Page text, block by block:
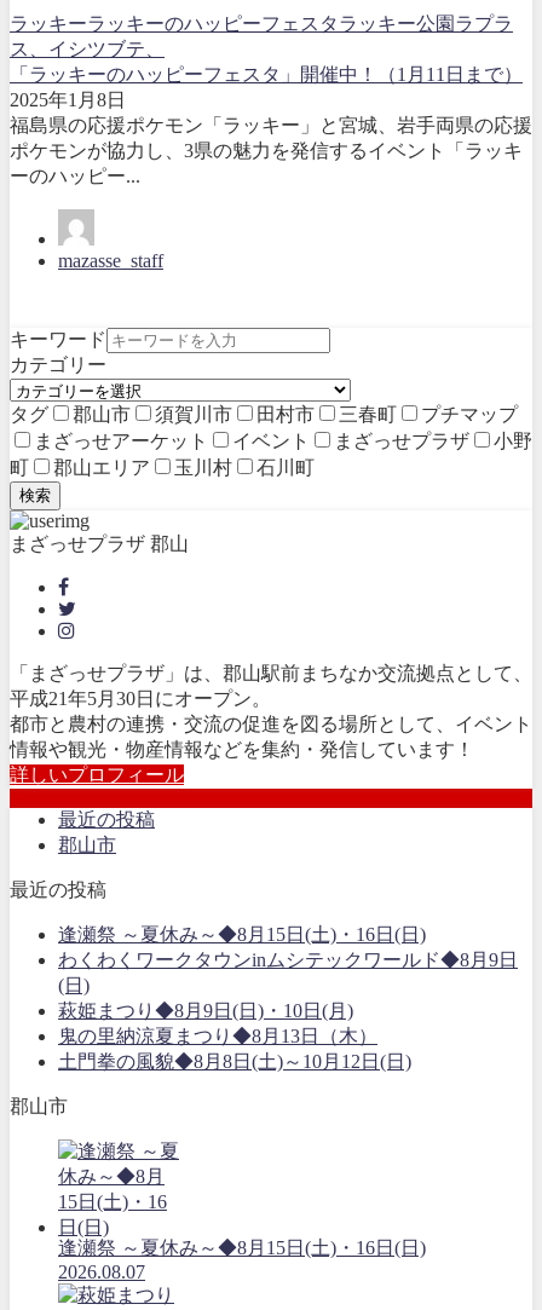
ラッキーラッキーのハッピーフェスタラッキー公園 ラプラ
ス、イシツブテ、
「ラッキーのハッピーフェスタ」開催中！（1月11日まで）
2025年1月8日
福島県の応援ポケモン「ラッキー」と宮城、岩手両県の応援
ポケモンが協力し、3県の魅力を発信するイベント「ラッキ
ーのハッピー...
mazasse_staff
キーワード
カテゴリー
タグ 郡山市 須賀川市 田村市 三春町
プチマップ
まざっせアーケット
イベント まざっせプラザ
小野
町
郡山エリア 玉川村 石川町
検索
まざっせプラザ 郡山
「まざっせプラザ」は、郡山駅前まちなか交流拠点として、
平成21年5月30日にオープン。
都市と農村の連携・交流の促進を図る場所として、イベント
情報や観光・物産情報などを集約・発信しています！
詳しいプロフィール
最近の投稿
郡山市
最近の投稿
逢瀬祭 ～夏休み～◆8月15日(土)・16日(日)
わくわくワークタウンinムシテックワールド◆8月9日
(日)
萩姫まつり◆8月9日(日)・10日(月)
鬼の里納涼夏まつり◆8月13日（木）
土門拳の風貌◆8月8日(土)～10月12日(日)
郡山市
逢瀬祭 ～夏休み～◆8月15日(土)・16日(日)
2026.08.07